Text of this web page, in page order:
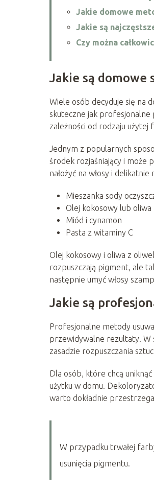
Jakie domowe
Jakie są
Czy można
Jakie są domowe
Wiele osób decyduje się na
skuteczne jak
zależności od rodzaju użytej
Jednym z popularnych
środek rozjaśniający i może
nałożyć na włosy i
Mieszanka sody
Olej kokosowy lub oliwa
Miód i cynamon
Pasta z witaminy C
Olej kokosowy i oliwa z
rozpuszczają pigment, ale
następnie umyć włosy
Jakie są
Profesjonalne metody
przewidywalne rezultaty. W
zasadzie rozpuszczania
Dla osób, które chcą
użytku w domu.
warto dokładnie
W przypadku trwałej
usunięcia pigmentu.